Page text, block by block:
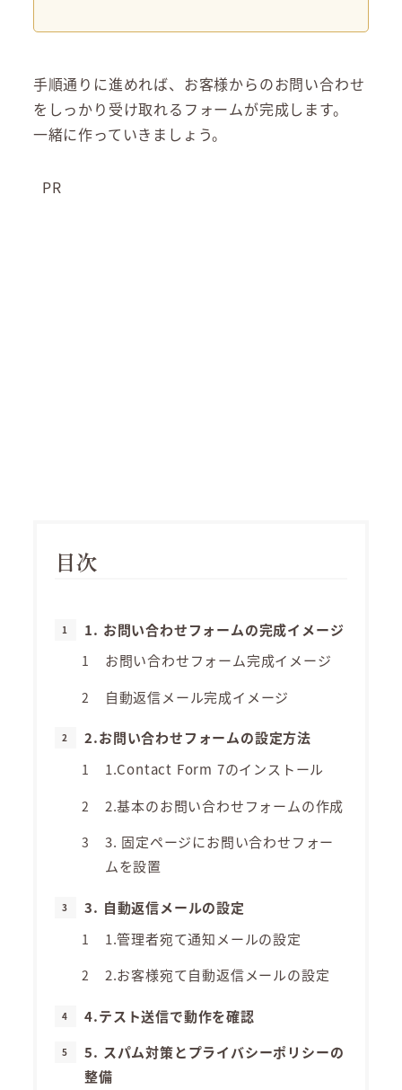
手順通りに進めれば、お客様からのお問い合わせ
をしっかり受け取れるフォームが完成します。
一緒に作っていきましょう。
PR
目次
1. お問い合わせフォームの完成イメージ
お問い合わせフォーム完成イメージ
自動返信メール完成イメージ
2.お問い合わせフォームの設定方法
1.Contact Form 7のインストール
2.基本のお問い合わせフォームの作成
3. 固定ページにお問い合わせフォー
ムを設置
3. 自動返信メールの設定
1.管理者宛て通知メールの設定
2.お客様宛て自動返信メールの設定
4.テスト送信で動作を確認
5. スパム対策とプライバシーポリシーの
整備